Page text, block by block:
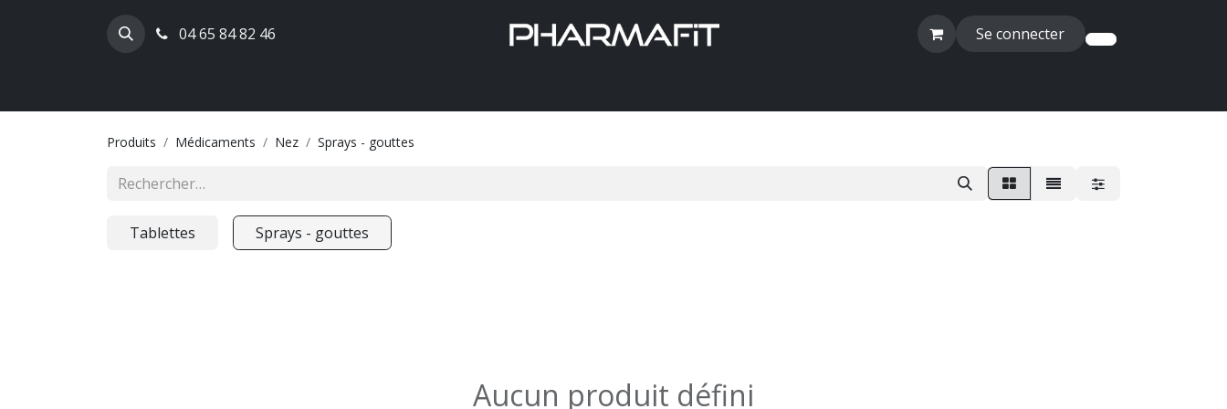
04 65 84 82 46 Se connecter
Produits Médicaments Nez Sprays - gouttes
Tablettes Sprays - gouttes
Aucun produit défini